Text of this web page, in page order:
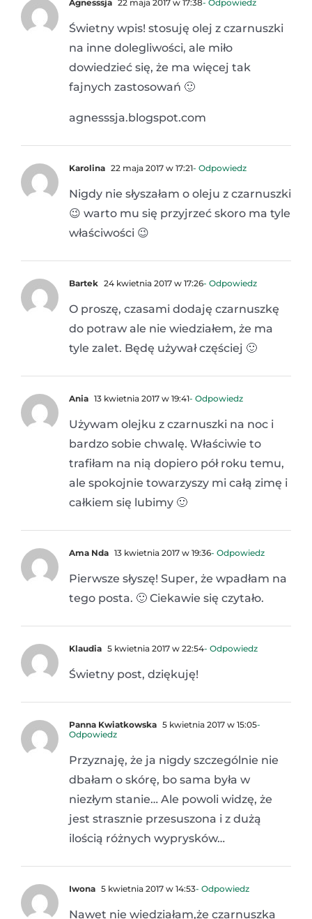
Agnesssja 22 maja 2017 w 17:38- Odpowiedz
Świetny wpis! stosuję olej z czarnuszki
na inne dolegliwości, ale miło
dowiedzieć się, że ma więcej tak
fajnych zastosowań 🙂
agnesssja.blogspot.com
Karolina 22 maja 2017 w 17:21- Odpowiedz
Nigdy nie słyszałam o oleju z czarnuszki
😉 warto mu się przyjrzeć skoro ma tyle
właściwości 😉
Bartek 24 kwietnia 2017 w 17:26- Odpowiedz
O proszę, czasami dodaję czarnuszkę
do potraw ale nie wiedziałem, że ma
tyle zalet. Będę używał częściej 🙂
Ania 13 kwietnia 2017 w 19:41- Odpowiedz
Używam olejku z czarnuszki na noc i
bardzo sobie chwalę. Właściwie to
trafiłam na nią dopiero pół roku temu,
ale spokojnie towarzyszy mi całą zimę i
całkiem się lubimy 🙂
Ama Nda 13 kwietnia 2017 w 19:36- Odpowiedz
Pierwsze słyszę! Super, że wpadłam na
tego posta. 🙂 Ciekawie się czytało.
Klaudia 5 kwietnia 2017 w 22:54- Odpowiedz
Świetny post, dziękuję!
Panna Kwiatkowska 5 kwietnia 2017 w 15:05-
Odpowiedz
Przyznaję, że ja nigdy szczególnie nie
dbałam o skórę, bo sama była w
niezłym stanie… Ale powoli widzę, że
jest strasznie przesuszona i z dużą
ilością różnych wyprysków…
Iwona 5 kwietnia 2017 w 14:53- Odpowiedz
Nawet nie wiedziałam,że czarnuszka